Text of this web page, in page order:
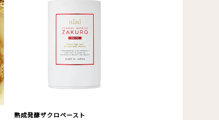
熟成発酵ザクロペースト